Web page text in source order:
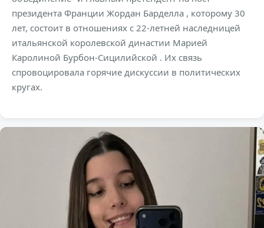
президента Франции Жордан Барделла , которому 30
лет, состоит в отношениях с 22-летней наследницей
итальянской королевской династии Марией
Каролиной Бурбон-Сицилийской . Их связь
спровоцировала горячие дискуссии в политических
кругах.